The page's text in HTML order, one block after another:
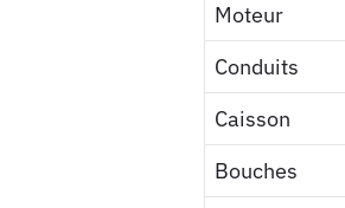
Moteur
Conduits
Caisson
Bouches